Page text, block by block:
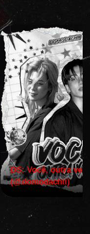
DS: Você, outra vez!
(@domodachii)